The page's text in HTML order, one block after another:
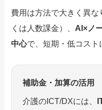
費用は方法で大きく異
くは人数課金）、 AI×ノ
中心で、短期・低コスト
補助金・加算の活用
介護のICT/DXには、